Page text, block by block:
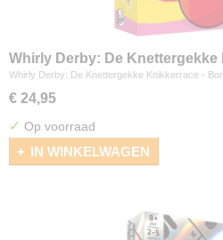
Whirly Derby: De Knettergekke
Whirly Derby: De Knettergekke Knikkerrace -
€ 24,95
✓ Op voorraad
IN WINKELWAGEN